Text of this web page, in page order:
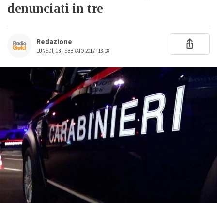
denunciati in tre
Redazione
LUNEDÌ, 13 FEBBRAIO 2017 - 18:08